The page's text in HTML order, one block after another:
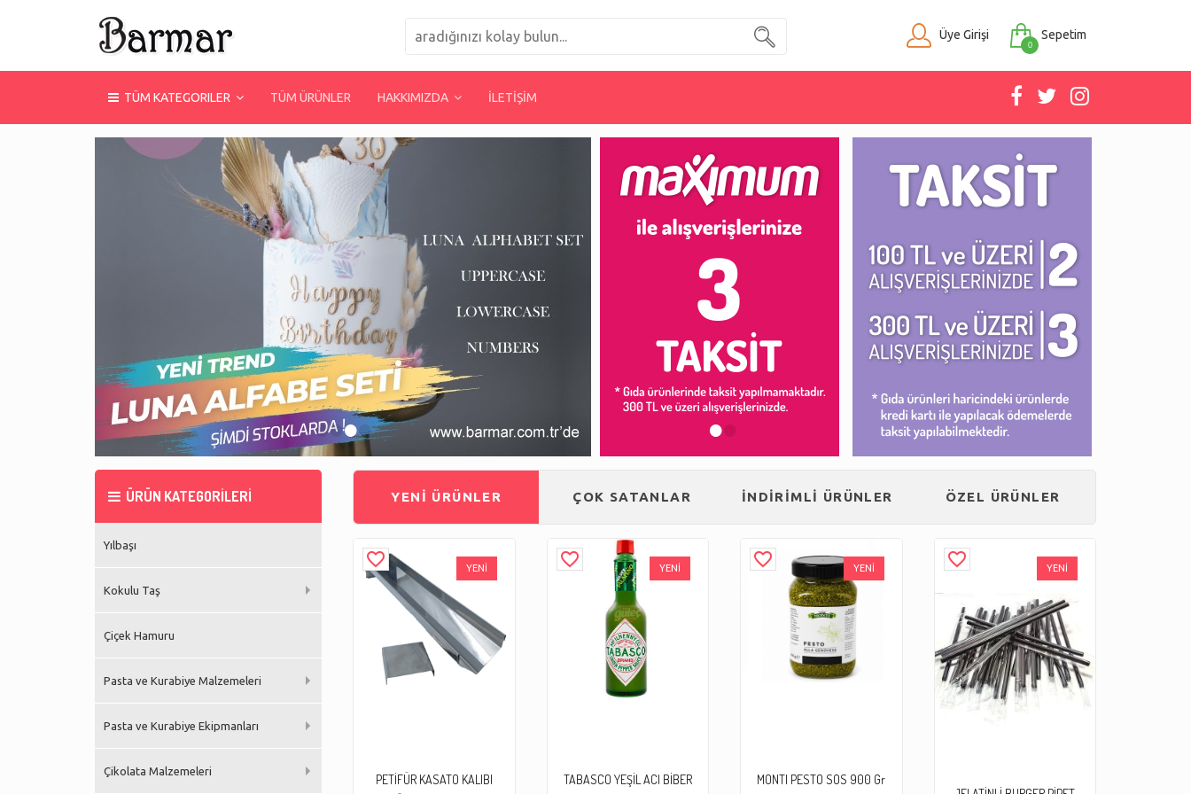
Üye Girişi
0
Sepetim
TÜM KATEGORILER TÜM ÜRÜNLER HAKKIMIZDA İLETİŞİM
•••• ••
ÜRÜN KATEGORİLERİ
Yılbaşı
Kokulu Taş
Çiçek Hamuru
Pasta ve Kurabiye Malzemeleri
Pasta ve Kurabiye Ekipmanları
Çikolata Malzemeleri
YENİ ÜRÜNLER ÇOK SATANLAR İNDİRİMLİ ÜRÜNLER ÖZEL ÜRÜNLER
favorite_border YENİ
PETİFÜR KASATO KALIBI
favorite_border YENİ
TABASCO YEŞİL ACI BİBER
favorite_border YENİ
MONTI PESTO SOS 900 Gr
favorite_border YENİ